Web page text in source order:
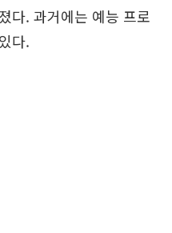
다. 과거에는 예능 프로
다.